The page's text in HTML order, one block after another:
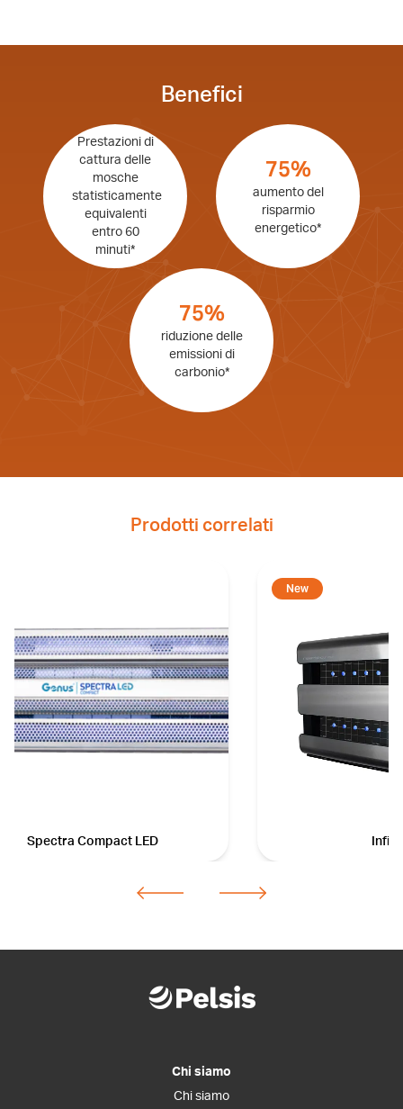
Benefici
Prestazioni di
cattura delle
mosche
statisticamente
equivalenti
entro 60
minuti*
75%
aumento del
risparmio
energetico*
75%
riduzione delle
emissioni di
carbonio*
Prodotti correlati
Spectra Compact LED
New
Chi siamo
Chi siamo